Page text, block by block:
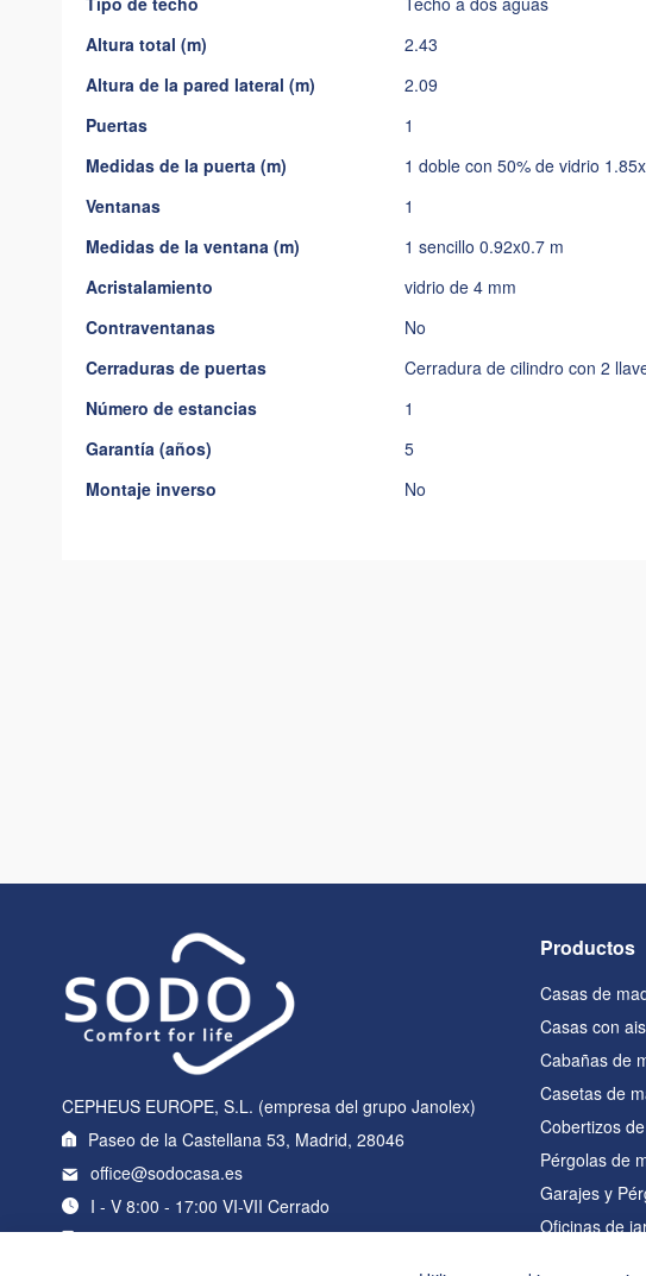
Altura total (m)
2.43
Altura de la pared lateral (m)
2.09
Puertas
1
Medidas de la puerta (m)
1 doble con 50% de vidrio
Ventanas
1
Medidas de la ventana (m)
1 sencillo 0.92x0.7 m
Acristalamiento
vidrio de 4 mm
Contraventanas
No
Cerraduras de puertas
Cerradura de cilindro con 2
Número de estancias
1
Garantía (años)
5
Montaje inverso
No
CEPHEUS EUROPE, S.L. (empresa del grupo Janolex)
Paseo de la Castellana 53, Madrid, 28046
office@sodocasa.es
I - V 8:00 - 17:00 VI-VII Cerrado
+34 919 22 76 98
Productos
Casas de
Casas con
Cabañas de
Casetas de
Cobertizos
Pérgolas de
Garajes y
Oficinas de